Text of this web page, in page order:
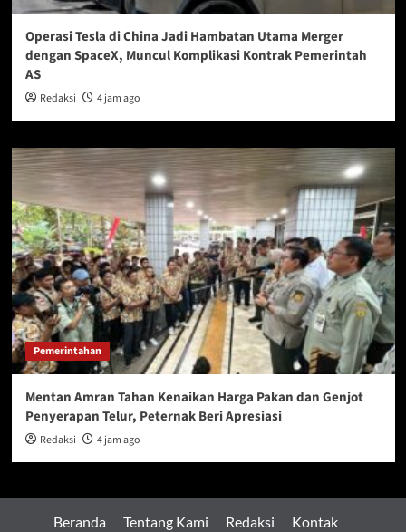
Operasi Tesla di China Jadi Hambatan Utama Merger
dengan SpaceX, Muncul Komplikasi Kontrak Pemerintah
AS
Redaksi 4 jam ago
Pemerintahan
Mentan Amran Tahan Kenaikan Harga Pakan dan Genjot
Penyerapan Telur, Peternak Beri Apresiasi
Redaksi 4 jam ago
Beranda Tentang Kami Redaksi
Kontak